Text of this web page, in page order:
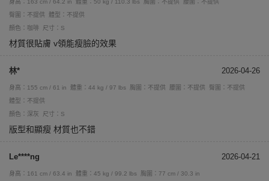
身高：163 cm / 64.2 in 體重：50 kg / 110.3 lbs 胸圍：不提供
腰圍：不提供
臀圍：不提供
體型：不提供
顏色：咖啡
尺寸：S
材質很貼膚 v領能瘦臉的效果
林* 2026-04-26
身高：155 cm / 61 in 體重：44 kg / 97 lbs 胸圍：不提供 腰圍：不提供
臀圍：不提供
體型：不提供
顏色：深灰
尺寸：S
版型和顯瘦 材質也不錯
Le****ng 2026-04-21
身高：161 cm / 63.4 in 體重：45 kg / 99.2 lbs
胸圍：77 cm / 30.3 in